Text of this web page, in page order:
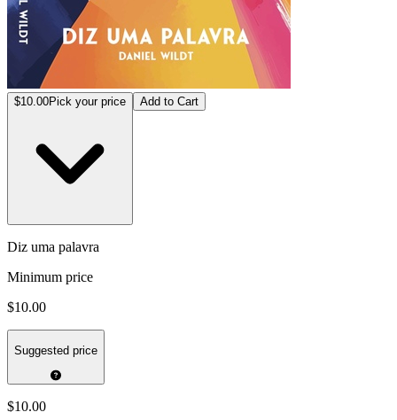
$10.00Pick your price Add to Cart
Diz uma palavra
Minimum price
$10.00
Suggested price
$10.00